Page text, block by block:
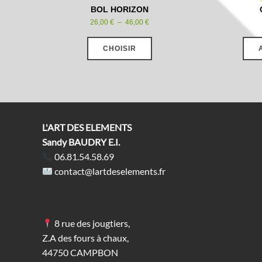
BOL HORIZON
26,00 € – 46,00 €Plage
prix :
46,00 €
CHOISIR
plusieurs
L'ART DES ELEMENTS
Sandy BAUDRY E.I.
06.81.54.58.69
contact@lartdeselements.fr
8 rue des jougtiers,
Z.A des fours à chaux,
44750 CAMPBON